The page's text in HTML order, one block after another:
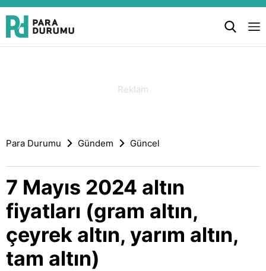
Para Durumu Gündem Güncel
7 Mayıs 2024 altın
fiyatları (gram altın,
çeyrek altın, yarım altın,
tam altın)